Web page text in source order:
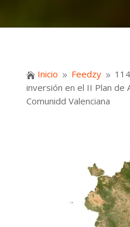
 Inicio 9 Feedzy 9
inversión en el II Plan de
Comunidd Valenciana